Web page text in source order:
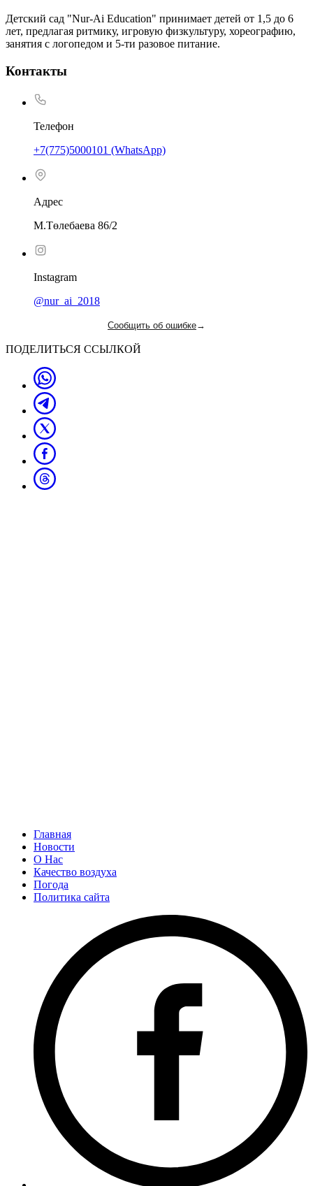
Детский сад "Nur-Ai Education" принимает детей от 1,5 до 6
лет, предлагая ритмику, игровую физкультуру, хореографию,
занятия с логопедом и 5-ти разовое питание.
Контакты
Телефон
+7(775)5000101 (WhatsApp)
Адрес
М.Төлебаева 86/2
Instagram
@nur_ai_2018
Сообщить об ошибке→
ПОДЕЛИТЬСЯ ССЫЛКОЙ
Главная
Новости
О Нас
Качество воздуха
Погода
Политика сайта